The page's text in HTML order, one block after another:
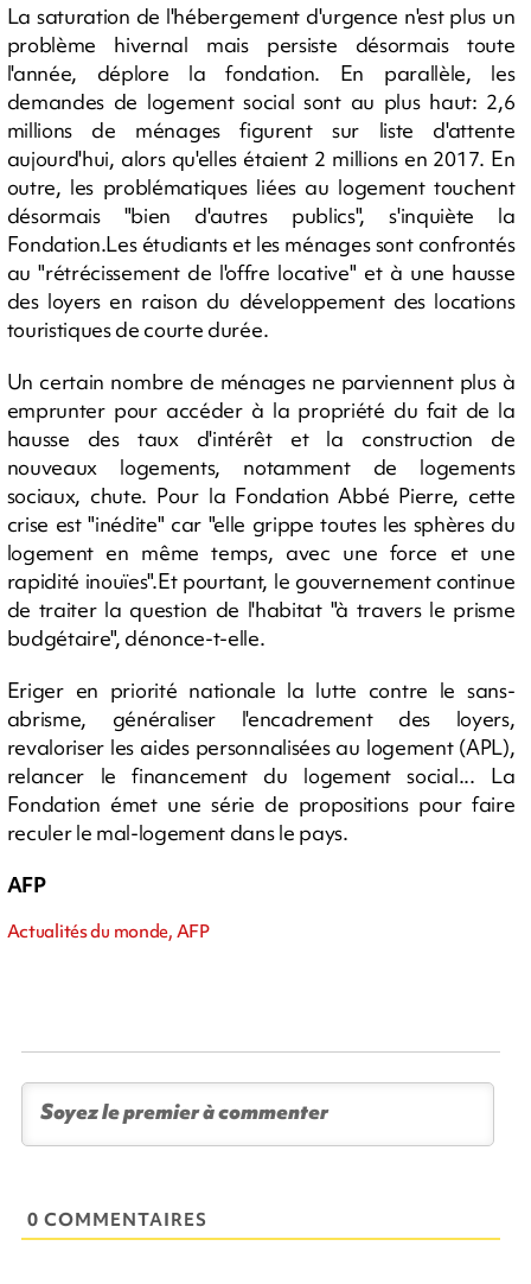
La saturation de l'hébergement d'urgence n'est plus un
problème hivernal mais persiste désormais toute
l'année, déplore la fondation. En parallèle, les
demandes de logement social sont au plus haut: 2,6
millions de ménages figurent sur liste d'attente
aujourd'hui, alors qu'elles étaient 2 millions en 2017. En
outre, les problématiques liées au logement touchent
désormais "bien d'autres publics", s'inquiète la
Fondation.Les étudiants et les ménages sont confrontés
au "rétrécissement de l'offre locative" et à une hausse
des loyers en raison du développement des locations
touristiques de courte durée.
Un certain nombre de ménages ne parviennent plus à
emprunter pour accéder à la propriété du fait de la
hausse des taux d'intérêt et la construction de
nouveaux logements, notamment de logements
sociaux, chute. Pour la Fondation Abbé Pierre, cette
crise est "inédite" car "elle grippe toutes les sphères du
logement en même temps, avec une force et une
rapidité inouïes".Et pourtant, le gouvernement continue
de traiter la question de l'habitat "à travers le prisme
budgétaire", dénonce-t-elle.
Eriger en priorité nationale la lutte contre le sans-
abrisme, généraliser l'encadrement des loyers,
revaloriser les aides personnalisées au logement (APL),
relancer le financement du logement social... La
Fondation émet une série de propositions pour faire
reculer le mal-logement dans le pays.
AFP
Actualités du monde, AFP
0 COMMENTAIRES